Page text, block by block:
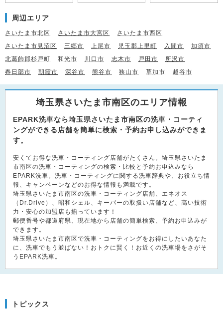
周辺エリア
さいたま市北区 さいたま市大宮区
さいたま市西区
さいたま市見沼区
三郷市 上尾市 児玉郡上里町 入間市
加須市
北葛飾郡杉戸町
和光市 川口市 志木市 戸田市
所沢市
春日部市
朝霞市 深谷市 熊谷市 狭山市 草加市 越谷市
埼玉県さいたま市南区のエリア情報
EPARK洗車なら埼玉県さいたま市南区の洗車・コーティ
ングができる店舗を簡単に検索・予約お申し込みができま
す。
安くてお得な洗車・コーティング店舗がたくさん。埼玉県さいたま
市南区の洗車・コーティングの検索・比較と予約お申込みなら
EPARK洗車。洗車・コーティングに関する洗車辞典や、お役立ち情
報、キャンペーンなどのお得な情報も満載です。
埼玉県さいたま市南区の洗車・コーティング店舗、エネオス
（Dr.Drive）、昭和シェル、キーパーの取扱い店舗など、高い技術
力・安心の加盟店も揃っています！
郵便番号や都道府県、現在地から店舗の簡単検索、予約お申込みが
できます。
埼玉県さいたま市南区で洗車・コーティングをお得にしたいあなた
に、洗車でもう並ばない！おトクに賢く！お近くの洗車場をさがそ
うEPARK洗車。
トピックス